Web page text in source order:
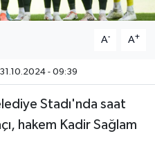
A- A+
31.10.2024 - 09:39
Stadı'nda saat
hakem Kadir Sağlam